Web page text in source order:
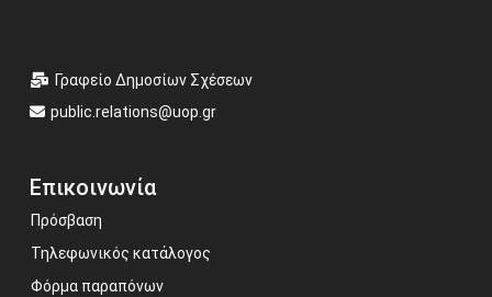
Γραφείο Δημοσίων Σχέσεων
public.relations@uop.gr
Επικοινωνία
Πρόσβαση
Τηλεφωνικός κατάλογος
Φόρμα παραπόνων